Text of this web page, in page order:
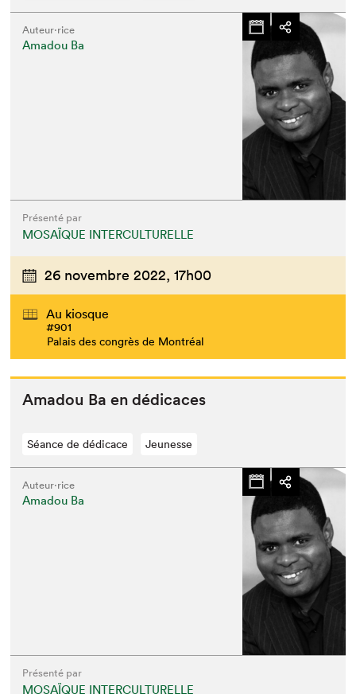
Auteur·rice
Amadou Ba
Présenté par
MOSAÏQUE INTERCULTURELLE
26 novembre 2022, 17h00
Au kiosque
#901
Palais des congrès de Montréal
Amadou Ba en dédicaces
Séance de dédicace Jeunesse
Auteur·rice
Amadou Ba
Présenté par
MOSAÏQUE INTERCULTURELLE